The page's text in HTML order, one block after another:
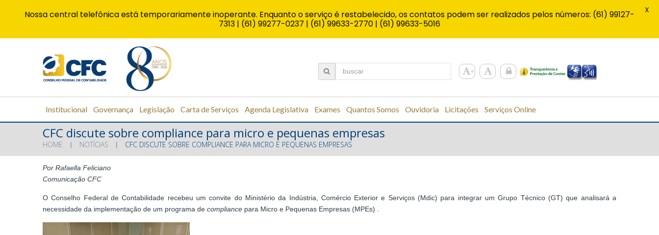
Institucional Governança Legislação Carta de Serviços Agenda Legislativa Exames Quantos Somos Ouvidoria Licitações Serviços Online
CFC discute sobre compliance para micro e pequenas empresas
HOME NOTÍCIAS CFC DISCUTE SOBRE COMPLIANCE PARA MICRO E PEQUENAS EMPRESAS
Por Rafaella Feliciano
Comunicação CFC
O Conselho Federal de Contabilidade recebeu um convite do Ministério da Indústria, Comércio Exterior e Serviços (Mdic) para integrar um Grupo Técnico (GT) que analisará a
necessidade da implementação de um programa de compliance para Micro e Pequenas Empresas (MPEs) .
Nossa central telefônica está temporariamente inoperante. Enquanto o serviço é restabelecido, os contatos podem ser realizados pelos números: (61) 99127-
7313 | (61) 99277-0237 | (61) 99633-2770 | (61) 99633-5016
X